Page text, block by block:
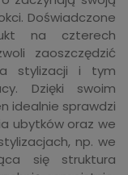
Doświadczone
na czterech
zaoszczędzić
stylizacji i tym
Dzięki swoim
idealnie sprawdzi
ubytków oraz we
np. we
się struktura